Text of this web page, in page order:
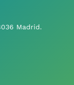
Madrid.